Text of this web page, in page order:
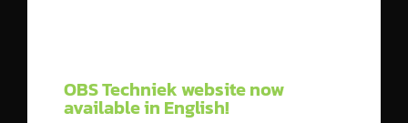
OBS Techniek website now
available in English!